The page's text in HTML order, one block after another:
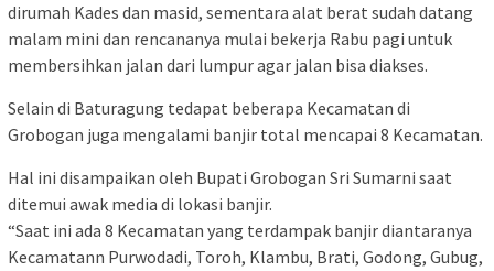
dirumah Kades dan masid, sementara alat berat sudah datang
malam mini dan rencananya mulai bekerja Rabu pagi untuk
membersihkan jalan dari lumpur agar jalan bisa diakses.
Selain di Baturagung tedapat beberapa Kecamatan di
Grobogan juga mengalami banjir total mencapai 8 Kecamatan.
Hal ini disampaikan oleh Bupati Grobogan Sri Sumarni saat
ditemui awak media di lokasi banjir.
“Saat ini ada 8 Kecamatan yang terdampak banjir diantaranya
Kecamatann Purwodadi, Toroh, Klambu, Brati, Godong, Gubug,